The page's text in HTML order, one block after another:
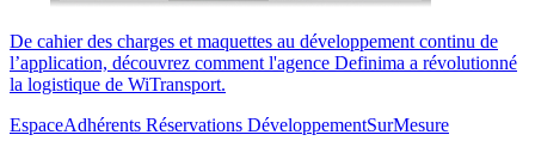
De cahier des charges et maquettes au développement continu de
l’application, découvrez comment l'agence Definima a révolutionné
la logistique de WiTransport.
EspaceAdhérents Réservations DéveloppementSurMesure